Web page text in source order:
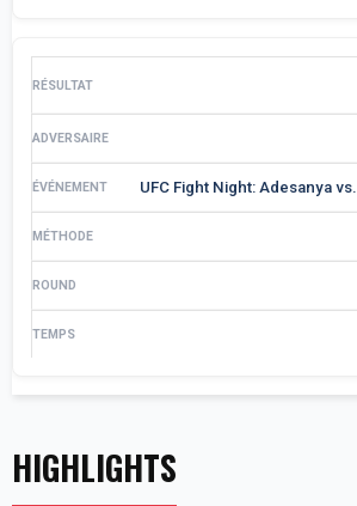
UFC Fight Night: Adesanya
HIGHLIGHTS